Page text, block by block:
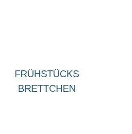
FRÜHSTÜCKS
BRETTCHEN